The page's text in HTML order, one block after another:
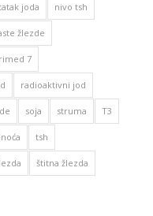
joda nivo tsh
žlezde
7
radioaktivni jod
soja struma T3
tsh
štitna žlezda